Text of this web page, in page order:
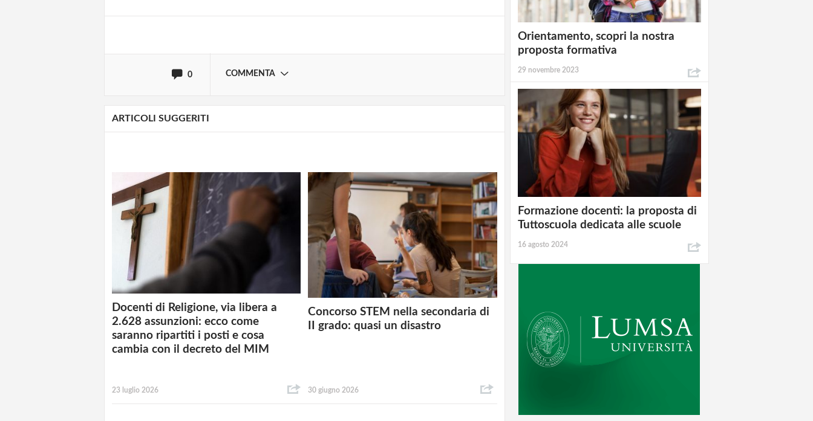
0 COMMENTA
ARTICOLI SUGGERITI
Docenti di Religione, via libera a
2.628 assunzioni: ecco come
saranno ripartiti i posti e cosa
cambia con il decreto del MIM
23 luglio 2026
Concorso STEM nella secondaria di
II grado: quasi un disastro
30 giugno 2026
Orientamento, scopri la nostra
proposta formativa
29 novembre 2023
Formazione docenti: la proposta di
Tuttoscuola dedicata alle scuole
16 agosto 2024